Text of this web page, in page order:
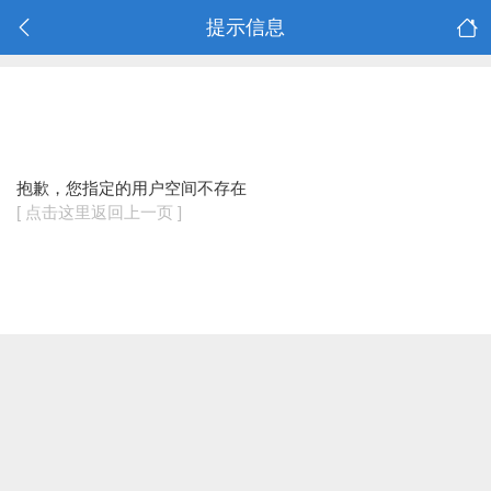
提示信息
抱歉，您指定的用户空间不存在
[ 点击这里返回上一页 ]